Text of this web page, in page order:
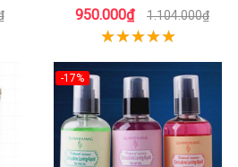
950.000₫ 1.104.000₫
-17%